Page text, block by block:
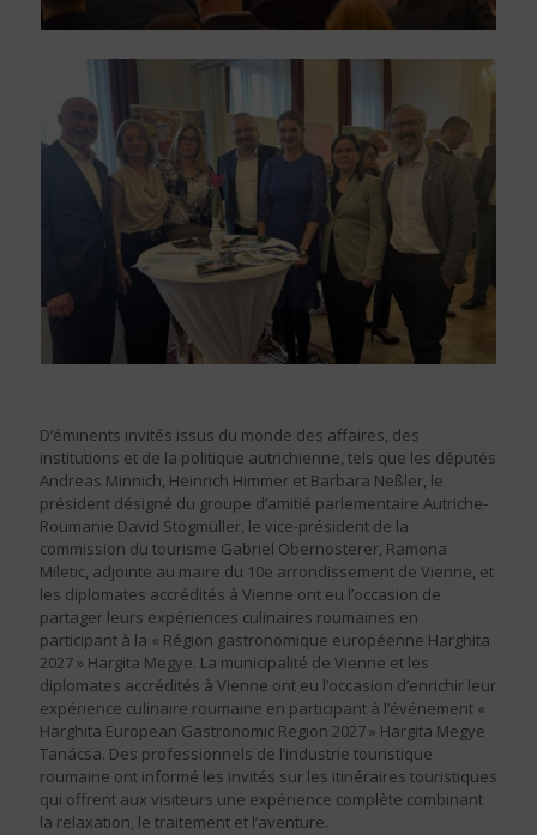
D’éminents invités issus du monde des affaires, des
institutions et de la politique autrichienne, tels que les députés
Andreas Minnich, Heinrich Himmer et Barbara Neßler, le
président désigné du groupe d’amitié parlementaire Autriche-
Roumanie David Stögmüller, le vice-président de la
commission du tourisme Gabriel Obernosterer, Ramona
Miletic, adjointe au maire du 10e arrondissement de Vienne, et
les diplomates accrédités à Vienne ont eu l’occasion de
partager leurs expériences culinaires roumaines en
participant à la « Région gastronomique européenne Harghita
2027 » Hargita Megye. La municipalité de Vienne et les
diplomates accrédités à Vienne ont eu l’occasion d’enrichir leur
expérience culinaire roumaine en participant à l’événement «
Harghita European Gastronomic Region 2027 » Hargita Megye
Tanácsa. Des professionnels de l’industrie touristique
roumaine ont informé les invités sur les itinéraires touristiques
qui offrent aux visiteurs une expérience complète combinant
la relaxation, le traitement et l’aventure.